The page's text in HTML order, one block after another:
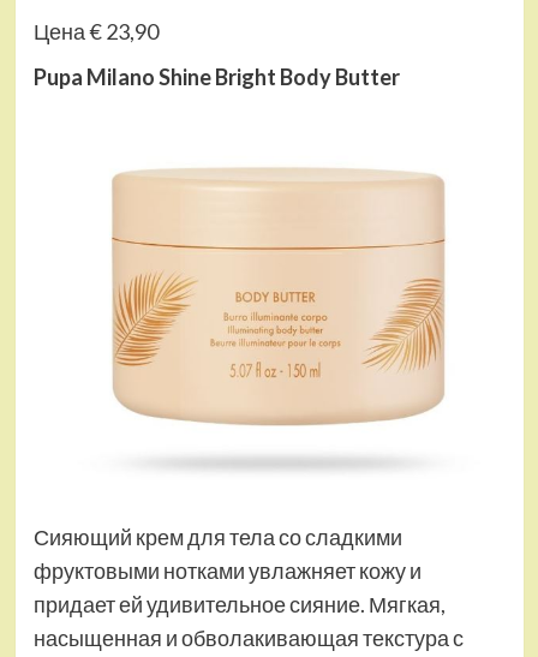
Цена € 23,90
Pupa Milano Shine Bright Body Butter
Сияющий крем для тела со сладкими
фруктовыми нотками увлажняет кожу и
придает ей удивительное сияние. Мягкая,
насыщенная и обволакивающая текстура с